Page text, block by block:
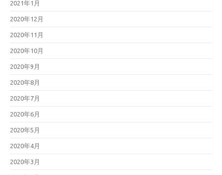
2021年1月
2020年12月
2020年11月
2020年10月
2020年9月
2020年8月
2020年7月
2020年6月
2020年5月
2020年4月
2020年3月